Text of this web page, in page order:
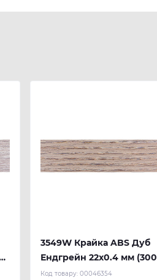
3549W Крайка ABS Дуб
Ендгрейн 22х0.4 мм (300
м.п.) REHAU
Код товару: 00046354